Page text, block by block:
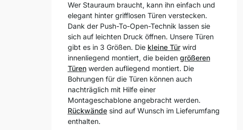
Wer Stauraum braucht, kann ihn einfach und
elegant hinter grifflosen Türen verstecken.
Dank der Push-To-Open-Technik lassen sie
sich auf leichten Druck öffnen. Unsere Türen
gibt es in 3 Größen. Die kleine Tür wird
innenliegend montiert, die beiden größeren
Türen werden aufliegend montiert. Die
Bohrungen für die Türen können auch
nachträglich mit Hilfe einer
Montageschablone angebracht werden.
Rückwände sind auf Wunsch im Lieferumfang
enthalten.